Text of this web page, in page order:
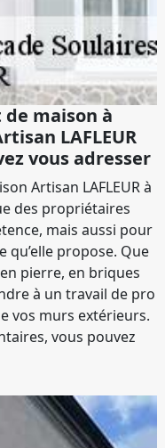
maison à
LAFLEUR
vous adresser
Artisan LAFLEUR à
des propriétaires
mais aussi pour
qu’elle propose. Que
pierre, en briques
à un travail de pro
vos murs extérieurs.
vous pouvez